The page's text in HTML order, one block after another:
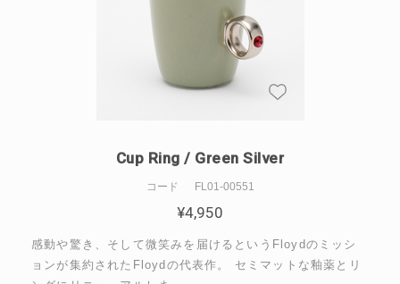
Cup Ring / Green Silver
コード FL01-00551
¥4,950
感動や驚き、そして微笑みを届けるというFloydのミッシ
ョンが集約されたFloydの代表作。 セミマットな釉薬とリ